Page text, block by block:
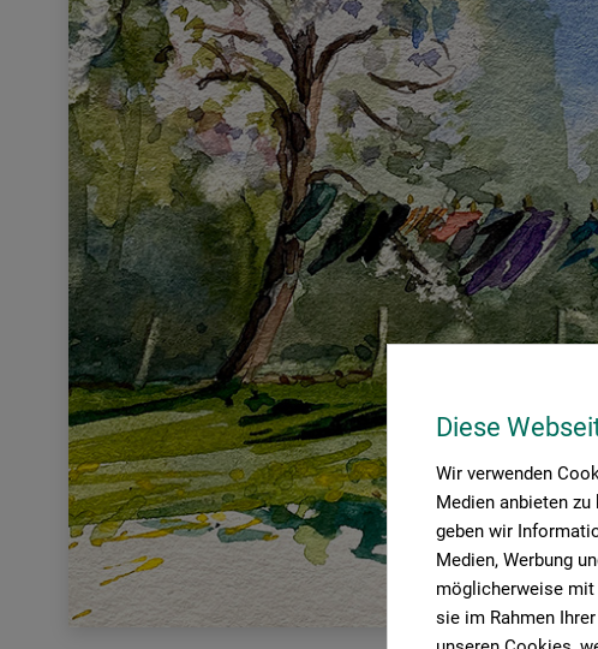
Diese
Wir verwenden
Medien anbieten
geben wir
Medien, Werbung
möglicherweise mit
sie im Rahmen